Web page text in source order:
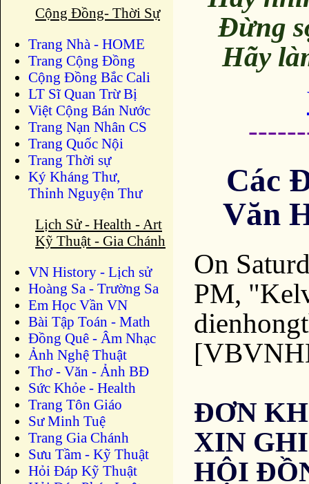
Cộng Đồng- Thời Sự
Trang Nhà - HOME
Trang Cộng Đồng
Cộng Đồng Bắc Cali
LT Sĩ Quan Trừ Bị
Việt Cộng Bán Nước
Trang Nạn Nhân CS
Trang Quốc Nội
Trang Thời sự
Ký Kháng Thư,
Thỉnh Nguyện Thư
Lịch Sử - Health - Art
Kỹ Thuật - Gia Chánh
VN History - Lịch sử
Hoàng Sa - Trường Sa
Em Học Vần VN
Bài Tập Toán - Math
Đồng Quê - Âm Nhạc
Ảnh Nghệ Thuật
Thơ - Văn - Ảnh BĐ
Sức Khỏe - Health
Trang Tôn Giáo
Sư Minh Tuệ
Trang Gia Chánh
Sưu Tầm - Kỹ Thuật
Hỏi Đáp Kỹ Thuật
Đừng
Hãy
Các
Văn
On
PM,
ĐƠN
XIN
HỘI